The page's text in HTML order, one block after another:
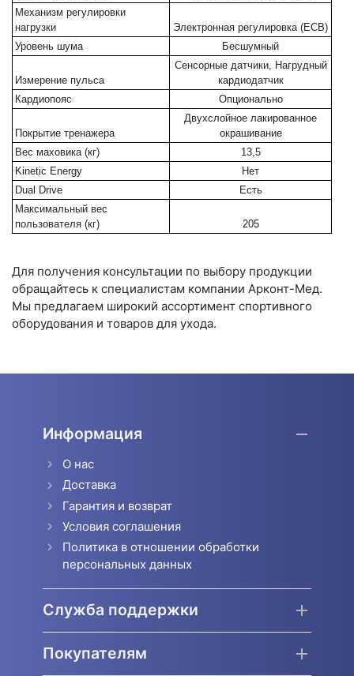
Механизм регулировки
нагрузки
Электронная регулировка (ECB)
Уровень шума
Бесшумный
Измерение пульса
Сенсорные датчики, Нагрудный
кардиодатчик
Кардиопояс
Опционально
Покрытие тренажера
Двухслойное лакированное
окрашивание
Вес маховика (кг)
13,5
Kinetic Energy
Нет
Dual Drive
Есть
Максимальный вес
пользователя (кг)
205
Для получения консультации по выбору продукции
обращайтесь к специалистам компании Арконт-Мед.
Мы предлагаем широкий ассортимент спортивного
оборудования и товаров для ухода.
Информация
О нас
Доставка
Гарантия и возврат
Условия соглашения
Политика в отношении обработки
персональных данных
Служба поддержки
Покупателям